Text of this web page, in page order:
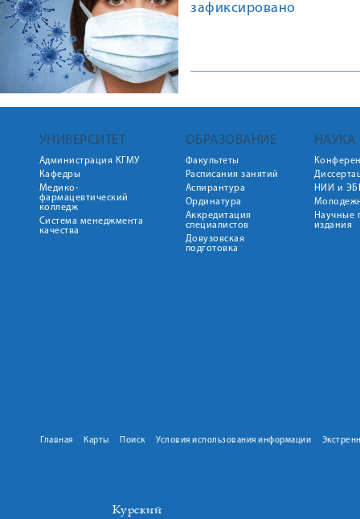
зафиксировано
УНИВЕРСИТЕТ
Администрация КГМУ
Кафедры
Медико-
фармацевтический
колледж
Система менеджмента
качества
ОБРАЗОВАНИЕ
Факультеты
Расписания занятий
Аспирантура
Ординатура
Аккредитация
специалистов
Довузовская
подготовка
НАУКА
НИИ и
Научные
издания
Главная Карты Поиск Условия использования информации
Курский